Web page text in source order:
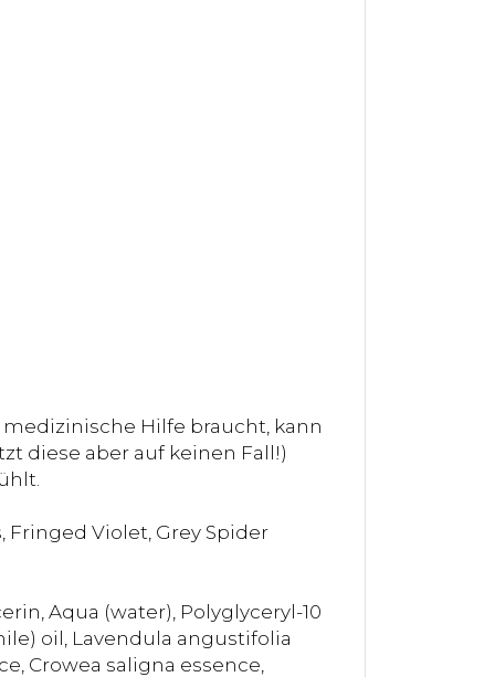
Hilfe braucht, kann
diese aber auf keinen Fall!)
Fringed Violet, Grey Spider
Aqua (water), Polyglyceryl-10
oil, Lavendula angustifolia
Crowea saligna essence,